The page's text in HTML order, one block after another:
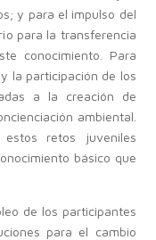
y para el impulso del
para la transferencia
conocimiento. Para
la participación de los
a la creación de
ambiental.
retos juveniles
básico que
de los participantes
para el cambio